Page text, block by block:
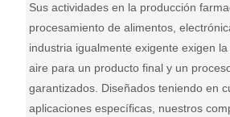
Sus actividades en la producción
procesamiento de alimentos,
industria igualmente exigente exigen
aire para un producto final y un
garantizados. Diseñados teniendo en
aplicaciones específicas, nuestros